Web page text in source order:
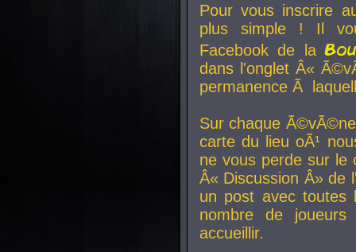
Pour vous inscrire
plus simple ! Il
Facebook de la
dans l'onglet Â«
permanence Ã
Sur chaque
carte du lieu oÃ¹
ne vous perde sur le
Â« Discussion Â» de
un post avec toutes
nombre de
accueillir.